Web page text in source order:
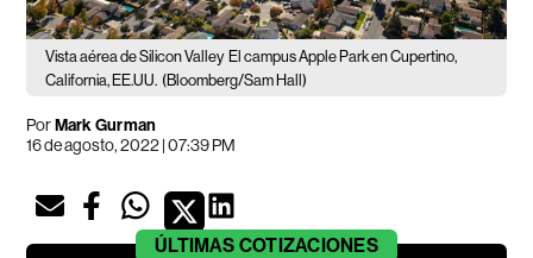
Vista aérea de Silicon Valley El campus Apple Park en Cupertino,
California, EE.UU. (Bloomberg/Sam Hall)
PorMark Gurman
16 de agosto, 2022 | 07:39 PM
ÚLTIMAS COTIZACIONES